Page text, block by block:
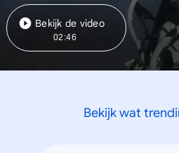
Bekijk de video
02:46
Bekijk wat